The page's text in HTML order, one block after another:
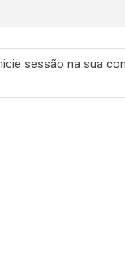
sessão na sua